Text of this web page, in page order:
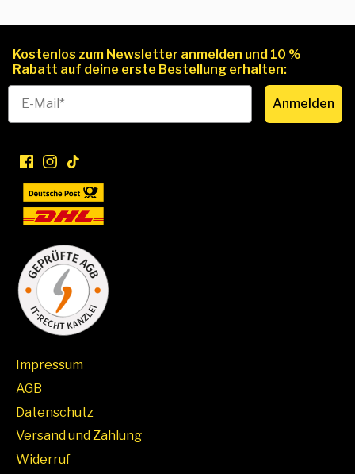
Kostenlos zum Newsletter anmelden und 10 %
Rabatt auf deine erste Bestellung erhalten:
Anmelden
Impressum
AGB
Datenschutz
Versand und Zahlung
Widerruf